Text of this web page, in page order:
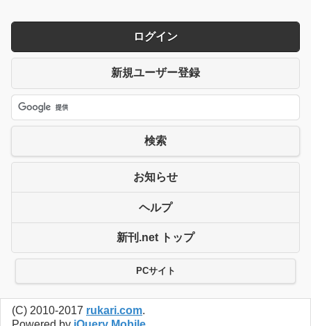
ログイン
新規ユーザー登録
検索
お知らせ
ヘルプ
新刊.net トップ
PCサイト
(C) 2010-2017 rukari.com.